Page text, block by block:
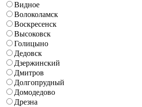
Видное
Волоколамск
Воскресенск
Высоковск
Голицыно
Дедовск
Дзержинский
Дмитров
Долгопрудный
Домодедово
Дрезна